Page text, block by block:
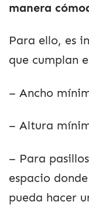
manera
Para ello, es
que cumplan
– Ancho
– Altura
– Para
espacio
pueda hacer